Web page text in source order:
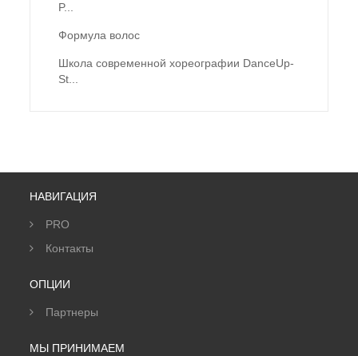
P...
Формула волос
Школа современной хореографии DanceUp-
St...
НАВИГАЦИЯ
PRO
Контакты
ОПЦИИ
Партнеры
МЫ ПРИНИМАЕМ